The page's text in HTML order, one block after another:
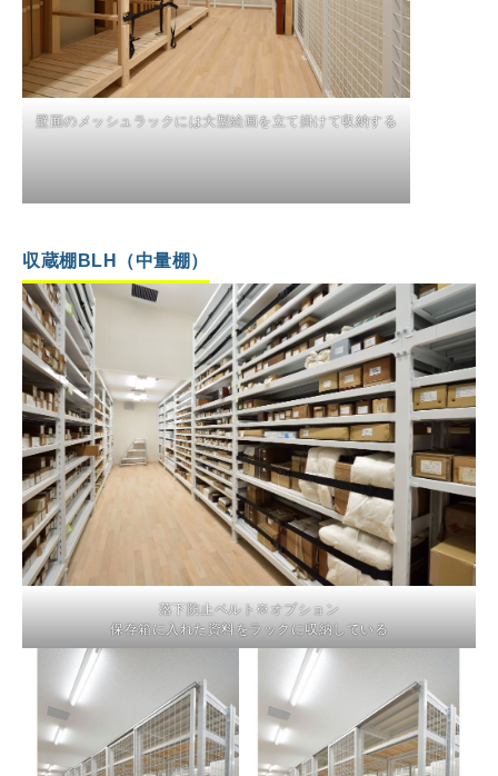
壁面のメッシュラックには大型絵画を立て掛けて収納する
収蔵棚BLH（中量棚 ）
落下防止ベルト※オプション
保存箱に入れた資料をラックに収納している